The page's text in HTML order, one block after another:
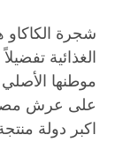
شجرة الكاكاو
الغذائية
موطنها الأصلي
على عرش
اكبر دولة منتجة